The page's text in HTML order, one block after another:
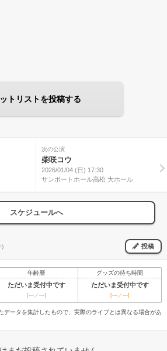
トリストを投稿する
次の公演
柴咲コウ
2026/01/04 (日) 17:30
サンポートホール高松 大ホール
スケジュールへ
) 投稿
年齢層 グッズの待ち時間
ただいま受付中です ただいま受付中です
[---／---] [---／---]
ータを集計したもので、実際のライブとは異なる場合があ